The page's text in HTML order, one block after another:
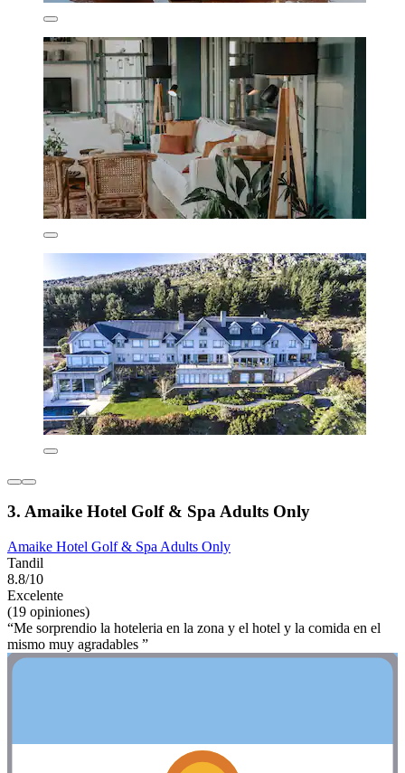
3. Amaike Hotel Golf & Spa Adults Only
Amaike Hotel Golf & Spa Adults Only
Tandil
8.8/10
Excelente
(19 opiniones)
“Me sorprendio la hoteleria en la zona y el hotel y la comida en el
mismo muy agradables ”